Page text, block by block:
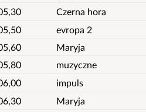
Czerna hora
evropa 2
Maryja
muzyczne
impuls
Maryja